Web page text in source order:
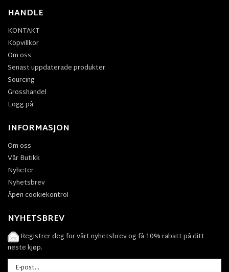
HANDLE
KONTAKT
Köpvillkor
Om oss
Senast uppdaterade produkter
Sourcing
Grosshandel
Logg på
INFORMASJON
Om oss
Vår Butikk
Nyheter
Nyhetsbrev
Åpen cookiekontrol
NYHETSBREV
Registrer deg for vårt nyhetsbrev og få 10% rabatt på ditt
neste kjøp.